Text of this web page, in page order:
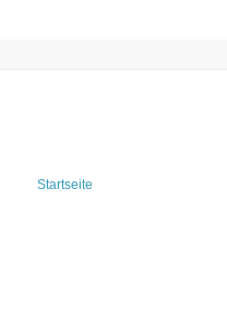
Startseite